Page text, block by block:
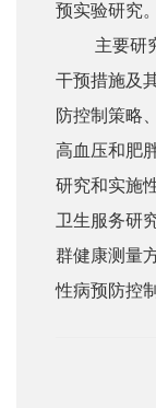
预实验研究。
主要研
干预措施及
防控制策略
高血压和肥
研究和实施
卫生服务研
群健康测量
性病预防控